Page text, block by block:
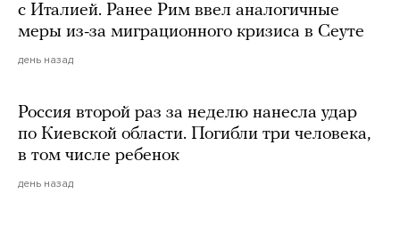
с Италией. Ранее Рим ввел аналогичные
меры из-за миграционного кризиса в Сеуте
день назад
Россия второй раз за неделю нанесла удар
по Киевской области. Погибли три человека,
в том числе ребенок
день назад